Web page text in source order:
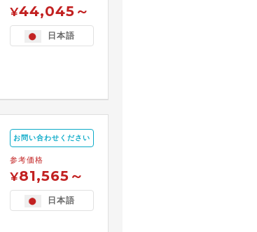
¥44,045～
日本語
お問い合わせください
参考価格
¥81,565～
日本語